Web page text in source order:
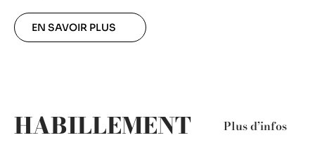
EN SAVOIR PLUS
HABILLEMENT Plus d’infos